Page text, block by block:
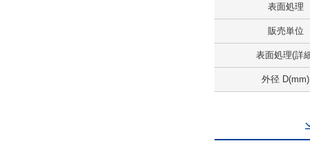
表面処理
販売単位
表面処理(詳
外径 D(mm)